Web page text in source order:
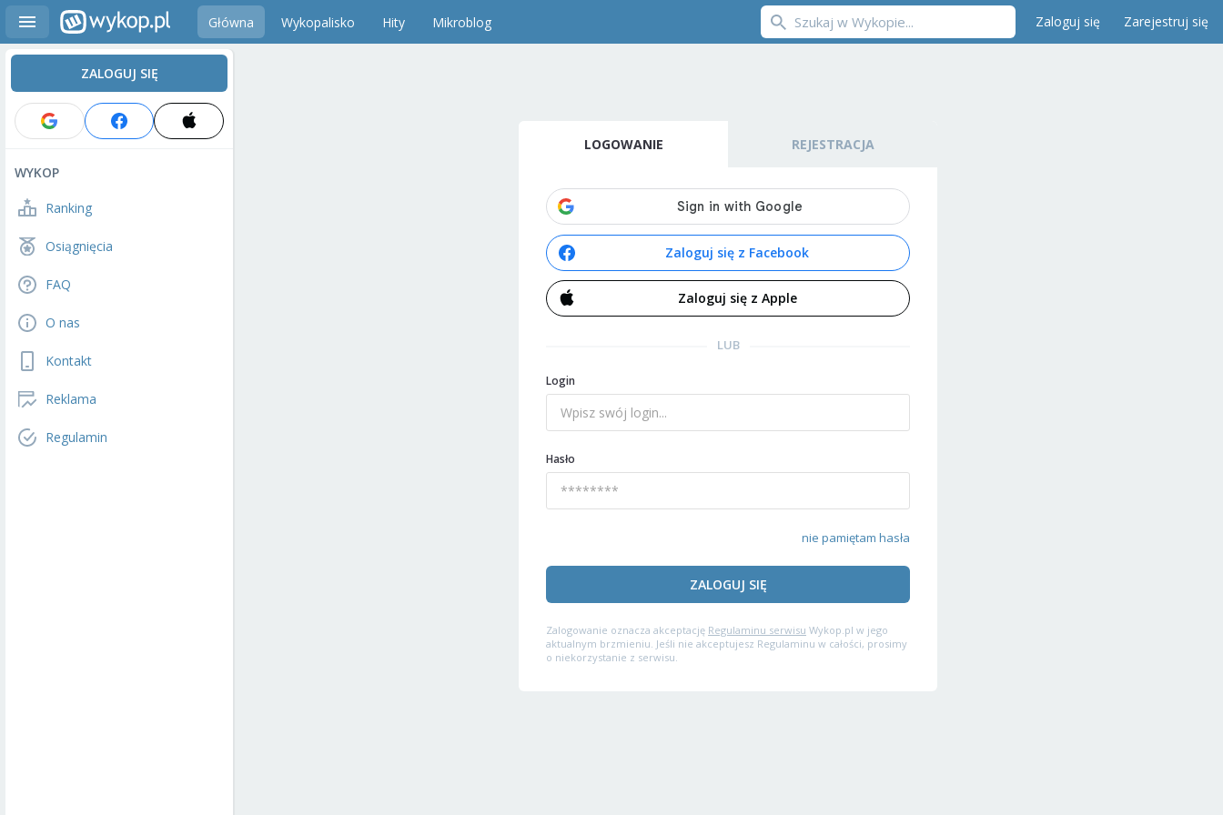
Główna Wykopalisko Hity Mikroblog Zaloguj się Zarejestruj się
ZALOGUJ SIĘ
WYKOP
Ranking
Osiągnięcia
FAQ
O nas
Kontakt
Reklama
Regulamin
LOGOWANIE REJESTRACJA
Zaloguj się z Facebook
Zaloguj się z Apple
LUB
Login
Hasło
nie pamiętam hasła
ZALOGUJ SIĘ
Zalogowanie oznacza akceptację Regulaminu serwisu Wykop.pl w jego
aktualnym brzmieniu. Jeśli nie akceptujesz Regulaminu w całości, prosimy
o niekorzystanie z serwisu.